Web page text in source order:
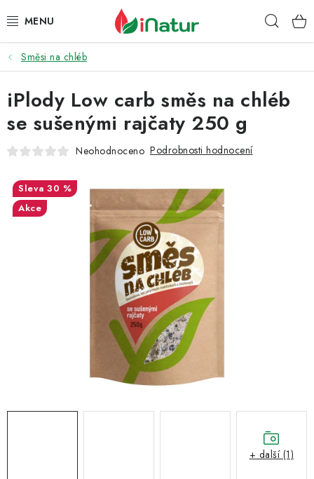
na
POTRAVINY
OŘECHY A SUŠENÉ PLODY
SNACKY
EKO DROGERIE A KOSMETIKA
DOPRAVA A PLATBA
Směsi na chléb
iPlody Low carb směs na chléb
se sušenými rajčaty 250 g
Neohodnoceno Podrobnosti hodnocení
30 %
Akce
+ další (1)